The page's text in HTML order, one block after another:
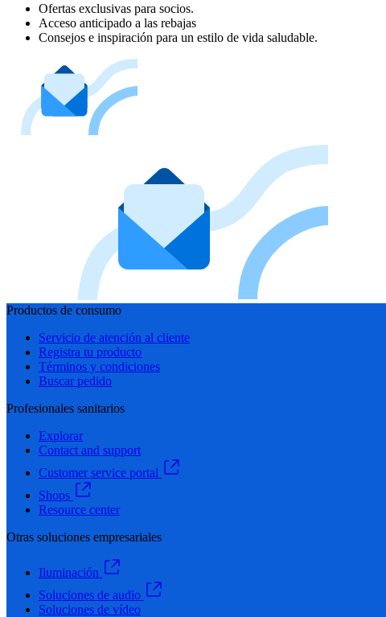
Ofertas exclusivas para socios.
Acceso anticipado a las rebajas
Consejos e inspiración para un estilo de vida saludable.
Productos de consumo
Servicio de atención al cliente
Registra tu producto
Términos y condiciones
Buscar pedido
Profesionales sanitarios
Explorar
Contact and support
Customer service portal
Shops
Resource center
Otras soluciones empresariales
Iluminación
Soluciones de audio
Soluciones de vídeo